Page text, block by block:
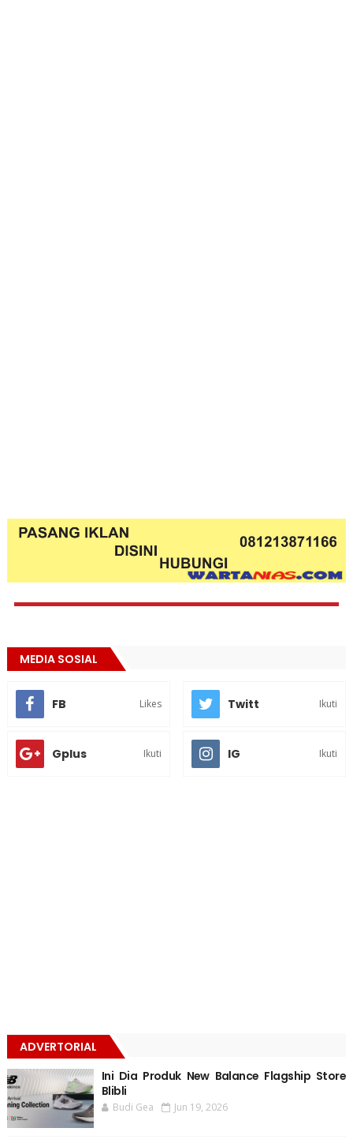
MEDIA SOSIAL
FB Likes Twitt Ikuti
Gplus Ikuti IG Ikuti
ADVERTORIAL
Ini Dia Produk New Balance Flagship Store
Blibli
Budi Gea Jun 19, 2026